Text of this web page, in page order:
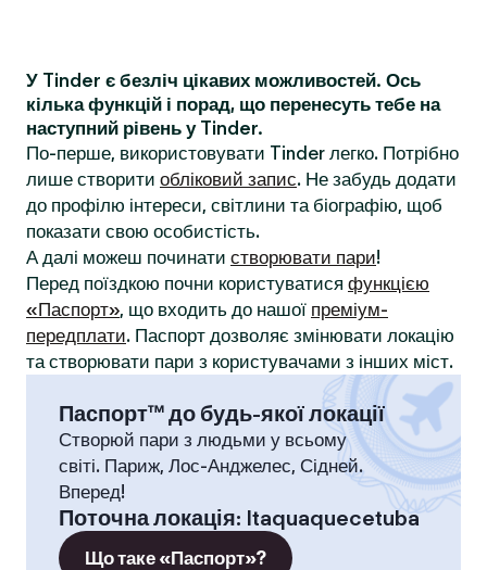
У Tinder є безліч цікавих можливостей. Ось
кілька функцій і порад, що перенесуть тебе на
наступний рівень у Tinder.
По-перше, використовувати Tinder легко. Потрібно
лише створити обліковий запис. Не забудь додати
до профілю інтереси, світлини та біографію, щоб
показати свою особистість.
А далі можеш починати створювати пари!
Перед поїздкою почни користуватися функцією
«Паспорт», що входить до нашої преміум-
передплати. Паспорт дозволяє змінювати локацію
та створювати пари з користувачами з інших міст.
Паспорт™ до будь-якої локації
Створюй пари з людьми у всьому
світі. Париж, Лос-Анджелес, Сідней.
Вперед!
Поточна локація: Itaquaquecetuba
Що таке «Паспорт»?